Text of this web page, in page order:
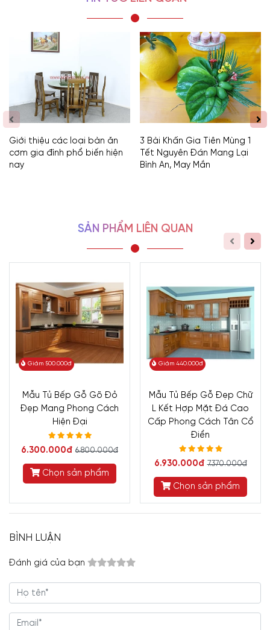
Giới thiệu các loại bàn ăn
cơm gia đình phổ biến hiện
nay
3 Bài Khấn Gia Tiên Mùng 1
Tết Nguyên Đán Mang Lại
Bình An, May Mắn
SẢN PHẨM LIÊN QUAN
Giảm 500.000đ
Mẫu Tủ Bếp Gỗ Gõ Đỏ
Đẹp Mang Phong Cách
Hiện Đại
6.300.000đ 6.800.000đ
Chọn sản phẩm
Giảm 440.000đ
Mẫu Tủ Bếp Gỗ Đẹp Chữ
L Kết Hợp Mặt Đá Cao
Cấp Phong Cách Tân Cổ
Điển
6.930.000đ 7.370.000đ
Chọn sản phẩm
BÌNH LUẬN
Đánh giá của bạn